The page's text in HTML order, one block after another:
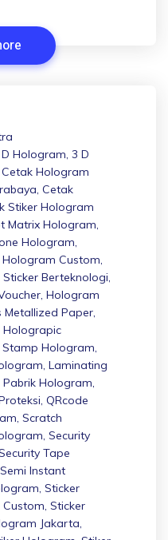
Hologram, 3 D
Cetak Hologram
, Cetak
Stiker Hologram
Matrix Hologram,
Hologram,
Hologram Custom,
Berteknologi,
, Hologram
Metallized Paper,
Holograpic
Hologram,
, Laminating
Pabrik Hologram,
, QRcode
, Scratch
, Security
Tape
Semi Instant
, Sticker
, Sticker
Jakarta,